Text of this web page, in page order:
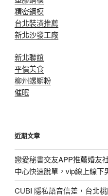
精密鋼模
台北裝潢推薦
新北沙發工廠
新北聯誼
平價美食
柳州螺螄粉
催眠
近期文章
戀愛秘書交友APP推薦婚友
中心快速脫單，vip線上線下
CUBI 隱私語音信差，台北